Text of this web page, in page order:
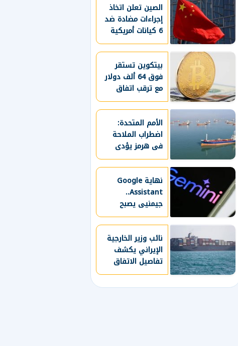
الصين تعلن اتخاذ
إجراءات مضادة ضد
6 كيانات أمريكية
بيتكوين تستقر
فوق 64 ألف دولار
مع ترقب اتفاق
لإعادة فتح مضيق
هرمز
الأمم المتحدة:
اضطراب الملاحة
فى هرمز يؤدى
لتراجع 95% من
صادرات الغاز
الطبيعىنهاية Google
Assistant..
جيمنيى يصبح
المساعد الذكي
الوحيد على هواتف
أندرويد
نائب وزير الخارجية
الإيراني يكشف
تفاصيل الاتفاق
بشأن فتح مضيق
هرمز ومدفوعات